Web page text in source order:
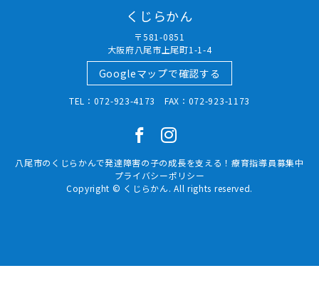
くじらかん
〒581-0851
大阪府八尾市上尾町1-1-4
Googleマップで確認する
TEL：072-923-4173 FAX：072-923-1173
八尾市のくじらかんで発達障害の子の成長を支える！療育指導員募集中
プライバシーポリシー
Copyright © くじらかん. All rights reserved.